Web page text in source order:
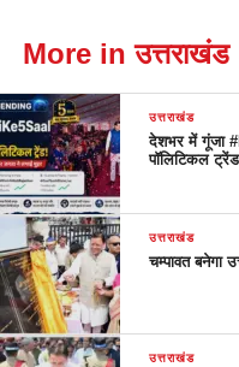
More in उत्तराखंड
उत्तराखंड
देशभर में गूंजा
पॉलिटिकल
उत्तराखंड
चम्पावत बनेगा
उत्तराखंड